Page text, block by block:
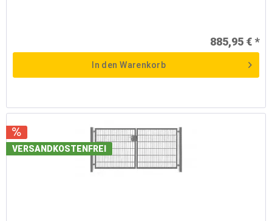
885,95 € *
In den Warenkorb
VERSANDKOSTENFREI